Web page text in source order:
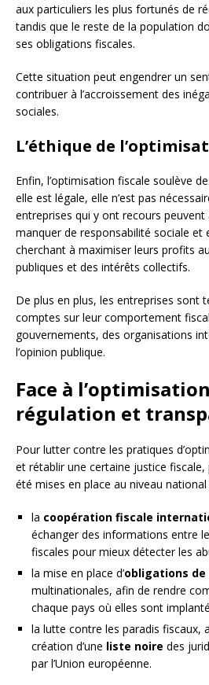
aux particuliers les plus fortunés de
tandis que le reste de la population
ses obligations fiscales.
Cette situation peut engendrer un
contribuer à l’accroissement des
sociales.
L’éthique de
Enfin, l’optimisation fiscale soulève
elle est légale, elle n’est pas
entreprises qui y ont recours peuvent
manquer de responsabilité sociale et
cherchant à maximiser leurs profits
publiques et des intérêts collectifs.
De plus en plus, les entreprises sont
comptes sur leur comportement
gouvernements, des organisations
l’opinion publique.
Face à
régulation et
Pour lutter contre les pratiques
et rétablir une certaine justice
été mises en place au niveau
la coopération fiscale
échanger des informations entre
fiscales pour mieux détecter les
la mise en place d’obligations
multinationales, afin de rendre
chaque pays où elles sont
la lutte contre les paradis fiscaux,
création d’une liste noire des
par l’Union européenne.